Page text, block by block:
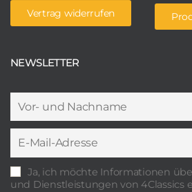
Vertrag widerrufen
NEWSLETTER
Ja, ich möchte Informationen
und Dienstleistungen von 4Classics